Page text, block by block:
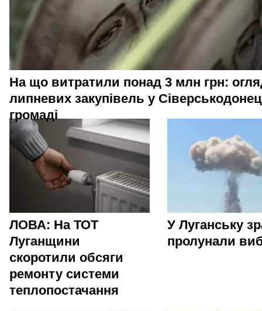
На що витратили понад 3 млн грн:
липневих закупівель у
громаді
ЛОВА: На ТОТ
Луганщини
скоротили обсяги
ремонту системи
теплопостачання
У Луганську
пролунали